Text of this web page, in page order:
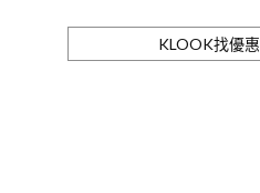
KLOOK找優惠